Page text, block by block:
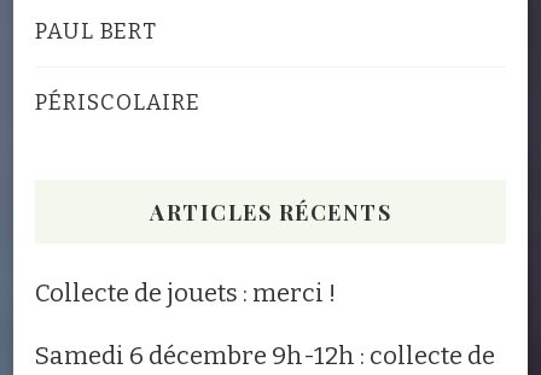
PAUL BERT
PÉRISCOLAIRE
ARTICLES RÉCENTS
Collecte de jouets : merci !
Samedi 6 décembre 9h-12h : collecte de